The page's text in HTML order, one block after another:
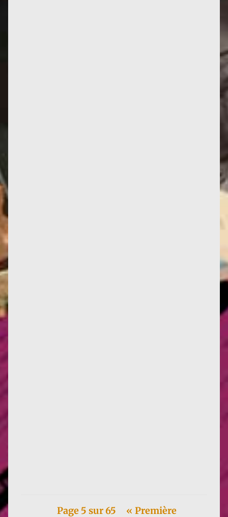
Page 5 sur 65
« Première